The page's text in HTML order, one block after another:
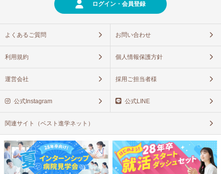
ログイン・会員登録
よくあるご質問 お問い合わせ
利用規約 個人情報保護方針
運営会社 採用ご担当者様
公式Instagram 公式LINE
関連サイト（ベスト進学ネット）